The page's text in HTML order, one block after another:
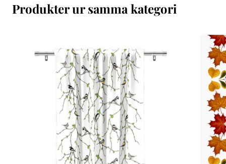
Produkter ur samma kategori